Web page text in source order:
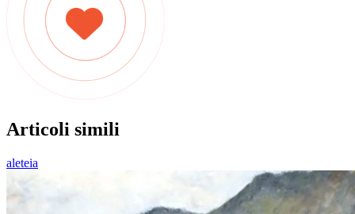
Articoli simili
aleteia